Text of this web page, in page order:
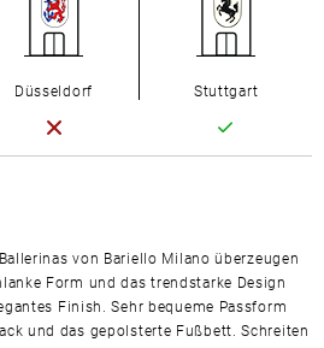
von Bariello Milano überzeugen
Form und das trendstarke Design
Finish. Sehr bequeme Passform
und das gepolsterte Fußbett. Schreiten
Düsseldorf Stuttgart